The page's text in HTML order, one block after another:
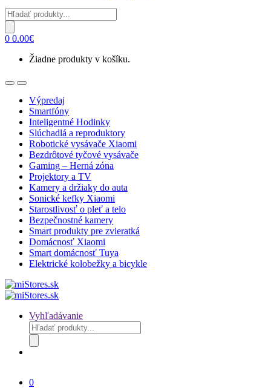
Products
search
0 0.00€
Žiadne produkty v košíku.
OpenClose
Výpredaj
Smartfóny
Inteligentné Hodinky
Slúchadlá a reproduktory
Robotické vysávače Xiaomi
Bezdrôtové tyčové vysávače
Gaming – Herná zóna
Projektory a TV
Kamery a držiaky do auta
Sonické kefky Xiaomi
Starostlivosť o pleť a telo
Bezpečnostné kamery
Smart produkty pre zvieratká
Domácnosť Xiaomi
Smart domácnosť Tuya
Elektrické kolobežky a bicykle
Vyhľadávanie
Products
search
0